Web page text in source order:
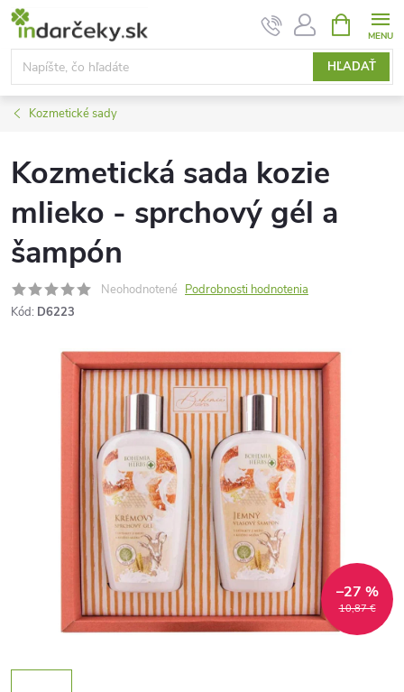
Prejsť
obsah
HĽADAŤ
KOŠÍK
Kozmetické sady
Kozmetická sada kozie
mlieko - sprchový gél a
šampón
Neohodnotené Podrobnosti hodnotenia
Kód: D6223
10,87 €
–27 %